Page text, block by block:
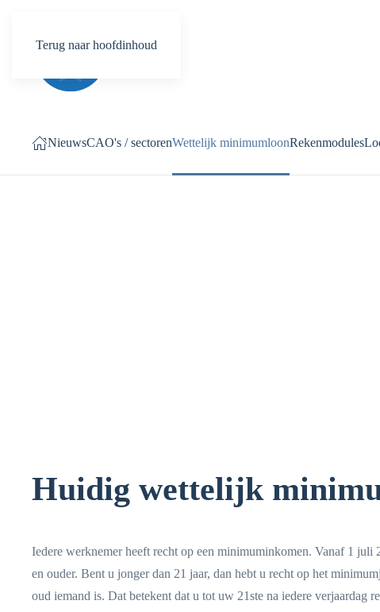
Terug naar hoofdinhoud
NieuwsCAO's / sectorenWettelijk minimumloonRekenmodules
Huidig wettelijk
Iedere werknemer heeft recht op een minimuminkomen. Vanaf 1
en ouder. Bent u jonger dan 21 jaar, dan hebt u recht op het
oud iemand is. Dat betekent dat u tot uw 21ste na iedere verjaardag